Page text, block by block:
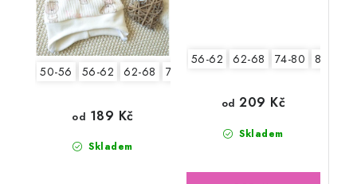
50-56 56-62 62-68 74-80
Skladem
od 189 Kč
56-62 62-68 74-80 80-86
Skladem
od 209 Kč